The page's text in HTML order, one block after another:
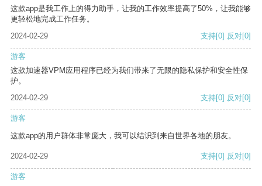
这款app是我工作上的得力助手，让我的工作效率提高了50%，让我能够
更轻松地完成工作任务。
2024-02-29
支持[0] 反对[0]
游客
这款加速器VPM应用程序已经为我们带来了无限的隐私保护和安全性保
护。
2024-02-29
支持[0] 反对[0]
游客
这款app的用户群体非常庞大，我可以结识到来自世界各地的朋友。
2024-02-29 支持[0] 反对[0]
游客